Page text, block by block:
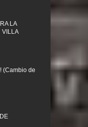
LA
VILLA
(Cambio de